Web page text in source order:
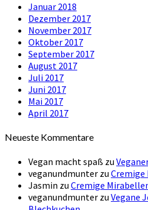
Januar 2018
Dezember 2017
November 2017
Oktober 2017
September 2017
August 2017
Juli 2017
Juni 2017
Mai 2017
April 2017
Neueste Kommentare
Vegan macht spaß zu
veganundmunter zu
Jasmin zu Cremige
veganundmunter zu Vegane